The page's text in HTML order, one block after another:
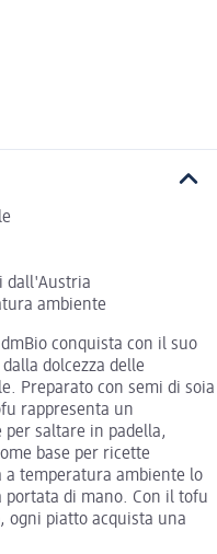
dall'Austria
ambiente
conquista con il suo
dolcezza delle
Preparato con semi di soia
rappresenta un
saltare in padella,
base per ricette
a temperatura ambiente lo
portata di mano. Con il tofu
ogni piatto acquista una